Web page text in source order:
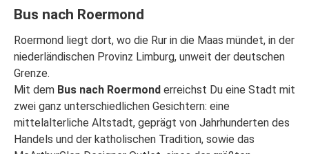
Roermond
München
Roermond
Saarbrücken
Roermond
Bus nach Roermond
Roermond liegt dort, wo die Rur in die Maas mündet, in der
niederländischen Provinz Limburg, unweit der deutschen
Grenze.
Mit dem Bus nach Roermond erreichst Du eine Stadt mit
zwei ganz unterschiedlichen Gesichtern: eine
mittelalterliche Altstadt, geprägt von Jahrhunderten des
Handels und der katholischen Tradition, sowie das